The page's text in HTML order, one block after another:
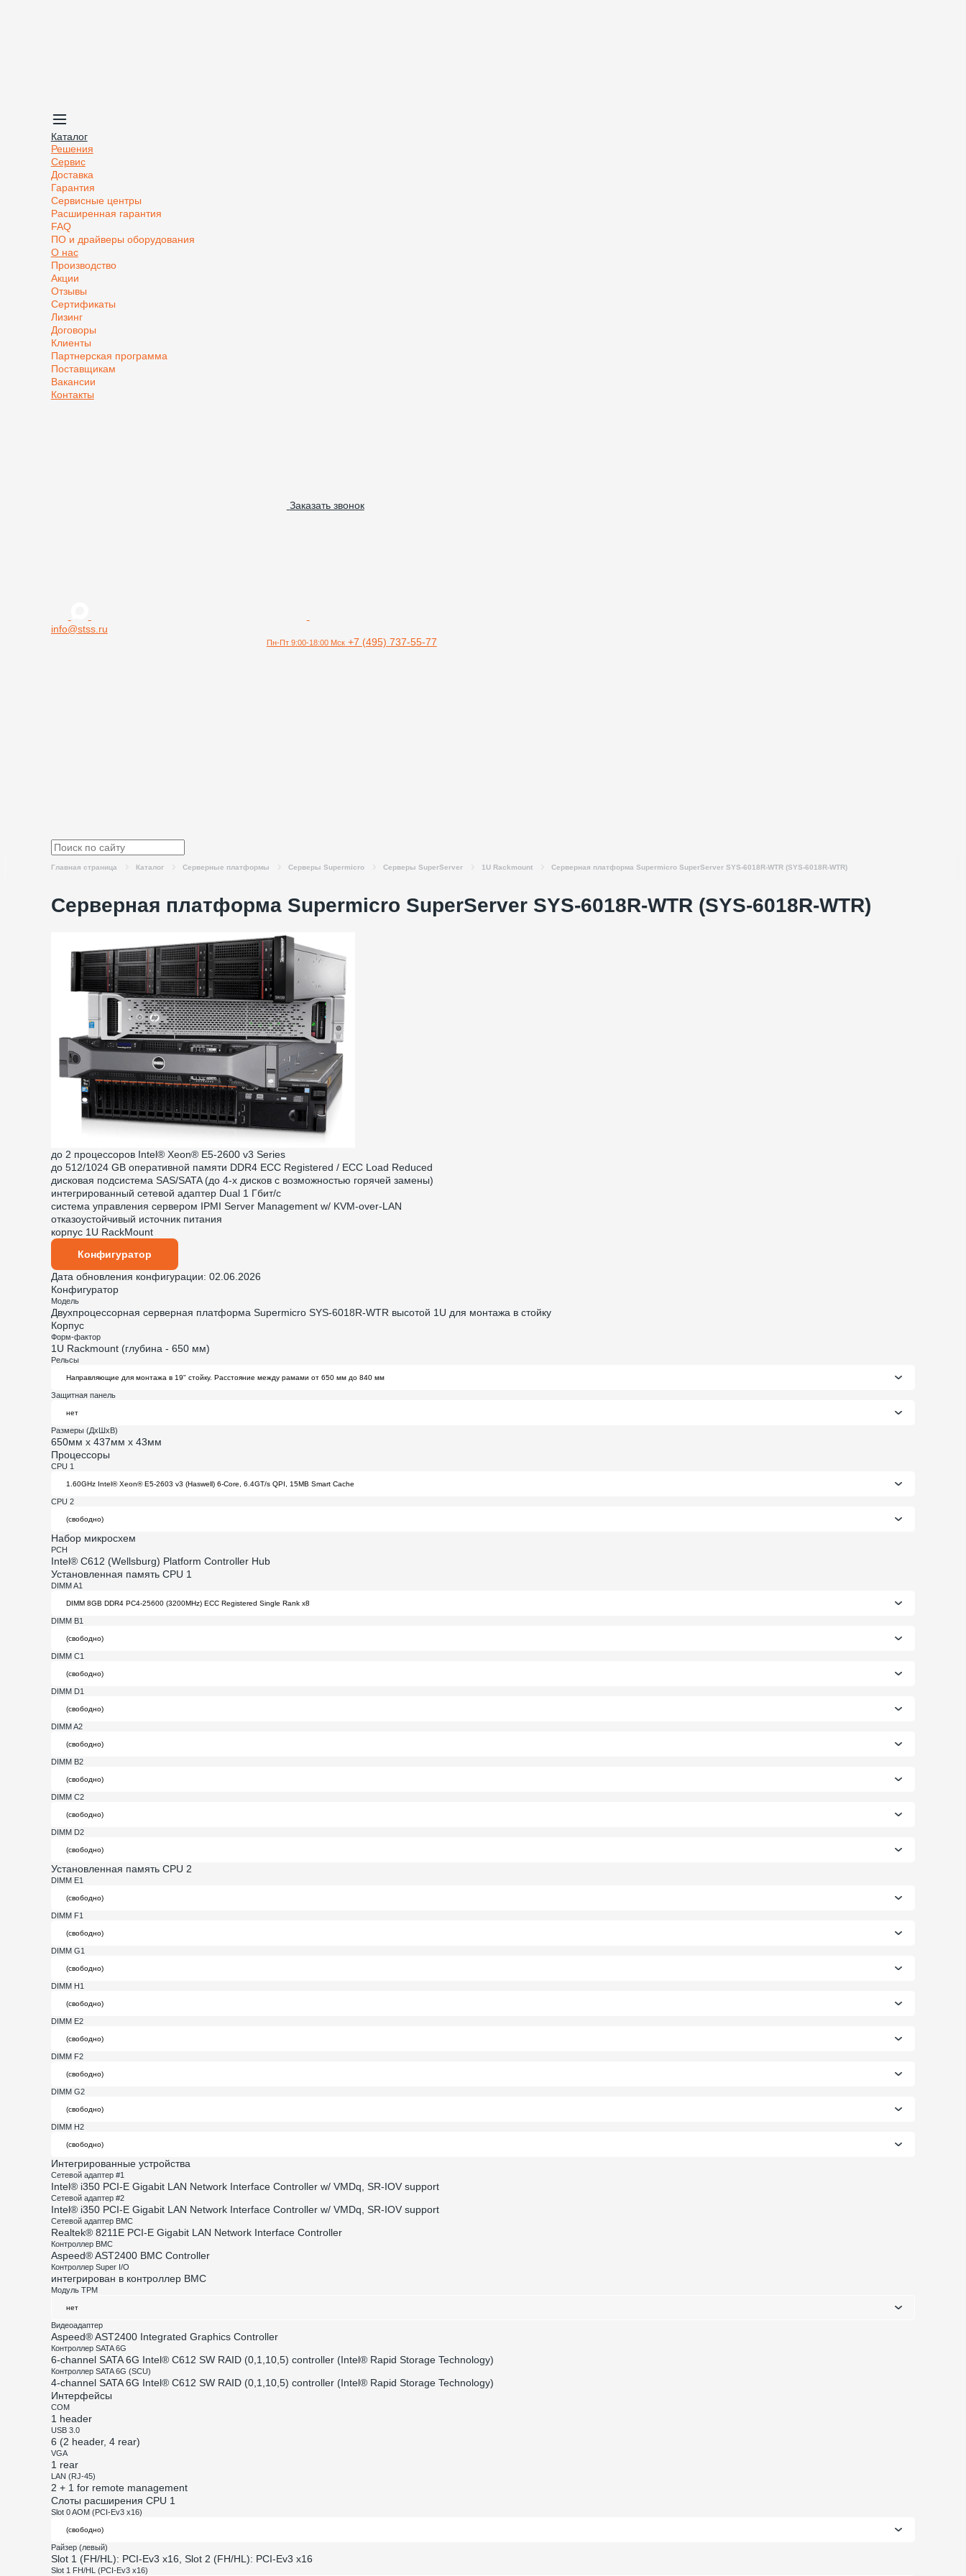
Каталог
Решения
Сервис
Доставка
Гарантия
Сервисные центры
Расширенная гарантия
FAQ
ПО и драйверы оборудования
О нас
Производство
Акции
Отзывы
Сертификаты
Лизинг
Договоры
Клиенты
Партнерская программа
Поставщикам
Вакансии
Контакты
Заказать звонок
info@stss.ru
Пн-Пт 9:00-18:00 Мск +7 (495) 737-55-77
Главная страница Каталог Серверные платформы Серверы Supermicro Серверы SuperServer 1U Rackmount Серверная платформа Supermicro SuperServer SYS-6018R-WTR (SYS-6018R-WTR)
Серверная платформа Supermicro SuperServer SYS-6018R-WTR (SYS-6018R-WTR)
до 2 процессоров Intel® Xeon® E5-2600 v3 Series
до 512/1024 GB оперативной памяти DDR4 ECC Registered / ECC Load Reduced
дисковая подсистема SAS/SATA (до 4-х дисков с возможностью горячей замены)
интегрированный сетевой адаптер Dual 1 Гбит/с
система управления сервером IPMI Server Management w/ KVM-over-LAN
отказоустойчивый источник питания
корпус 1U RackMount
Конфигуратор
Дата обновления конфигурации: 02.06.2026
Конфигуратор
Модель
Двухпроцессорная серверная платформа Supermicro SYS-6018R-WTR высотой 1U для монтажа в стойку
Корпус
Форм-фактор
1U Rackmount (глубина - 650 мм)
Рельсы
Защитная панель
Размеры (ДхШхВ)
650мм х 437мм х 43мм
Процессоры
CPU 1
CPU 2
Набор микросхем
PCH
Intel® C612 (Wellsburg) Platform Controller Hub
Установленная память CPU 1
DIMM A1
DIMM B1
DIMM C1
DIMM D1
DIMM A2
DIMM B2
DIMM C2
DIMM D2
Установленная память CPU 2
DIMM E1
DIMM F1
DIMM G1
DIMM H1
DIMM E2
DIMM F2
DIMM G2
DIMM H2
Интегрированные устройства
Сетевой адаптер #1
Intel® i350 PCI-E Gigabit LAN Network Interface Controller w/ VMDq, SR-IOV support
Сетевой адаптер #2
Intel® i350 PCI-E Gigabit LAN Network Interface Controller w/ VMDq, SR-IOV support
Сетевой адаптер BMC
Realtek® 8211E PCI-E Gigabit LAN Network Interface Controller
Контроллер BMC
Aspeed® AST2400 BMC Controller
Контроллер Super I/O
интегрирован в контроллер BMC
Модуль TPM
Видеоадаптер
Aspeed® AST2400 Integrated Graphics Controller
Контроллер SATA 6G
6-channel SATA 6G Intel® C612 SW RAID (0,1,10,5) controller (Intel® Rapid Storage Technology)
Контроллер SATA 6G (SCU)
4-channel SATA 6G Intel® C612 SW RAID (0,1,10,5) controller (Intel® Rapid Storage Technology)
Интерфейсы
COM
1 header
USB 3.0
6 (2 header, 4 rear)
VGA
1 rear
LAN (RJ-45)
2 + 1 for remote management
Слоты расширения CPU 1
Slot 0 AOM (PCI-Ev3 x16)
Райзер (левый)
Slot 1 (FH/HL): PCI-Ev3 x16, Slot 2 (FH/HL): PCI-Ev3 x16
Slot 1 FH/HL (PCI-Ev3 x16)